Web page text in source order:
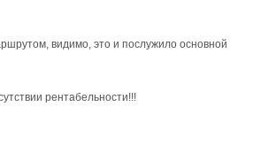
видимо, это и послужило основной
рентабельности!!!